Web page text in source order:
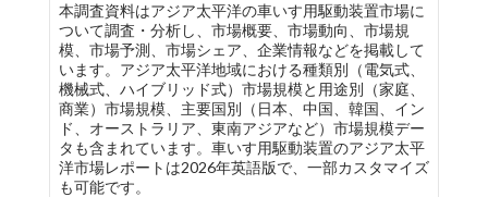
本調査資料はアジア太平洋の車いす用駆動装置市場に
ついて調査・分析し、市場概要、市場動向、市場規
模、市場予測、市場シェア、企業情報などを掲載して
います。アジア太平洋地域における種類別（電気式、
機械式、ハイブリッド式）市場規模と用途別（家庭、
商業）市場規模、主要国別（日本、中国、韓国、イン
ド、オーストラリア、東南アジアなど）市場規模デー
タも含まれています。車いす用駆動装置のアジア太平
洋市場レポートは2026年英語版で、一部カスタマイズ
も可能です。